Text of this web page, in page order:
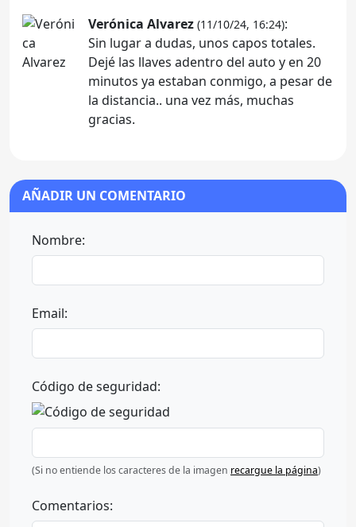
Verónica Alvarez (11/10/24, 16:24):
Sin lugar a dudas, unos capos totales.
Dejé las llaves adentro del auto y en 20
minutos ya estaban conmigo, a pesar de
la distancia.. una vez más, muchas
gracias.
AÑADIR UN COMENTARIO
Nombre:
Email:
Código de seguridad:
(Si no entiende los caracteres de la imagen recargue la página)
Comentarios: